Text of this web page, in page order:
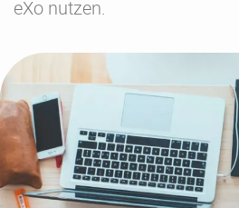
eXo nutzen.